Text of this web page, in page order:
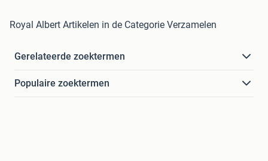
Royal Albert Artikelen in de Categorie Verzamelen
Gerelateerde zoektermen
Populaire zoektermen